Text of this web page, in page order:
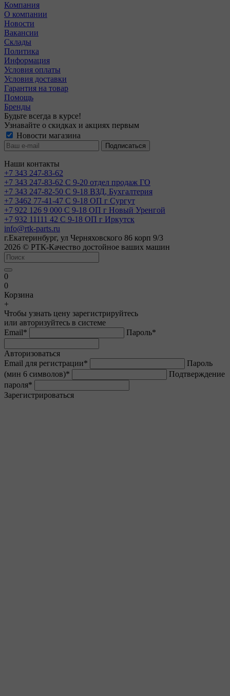
Компания
О компании
Новости
Вакансии
Склады
Политика
Информация
Условия оплаты
Условия доставки
Гарантия на товар
Помощь
Бренды
Будьте всегда в курсе!
Узнавайте о скидках и акциях первым
Новости магазина
Наши контакты
+7 343 247-83-62
+7 343 247-83-62 С 9-20 отдел продаж ГО
+7 343 247-82-50 С 9-18 ВЗД, Бухгалтерия
+7 3462 77-41-47 С 9-18 ОП г Сургут
+7 922 126 9 000 С 9-18 ОП г Новый Уренгой
+7 932 11111 42 С 9-18 ОП г Иркутск
info@rtk-parts.ru
г.Екатеринбург, ул Черняховского 86 корп 9/3
2026 © РТК-Качество достойное ваших машин
0
0
Корзина
+
Чтобы узнать цену зарегистрируйтесь
или авторизуйтесь в системе
Email* Пароль*
Авторизоваться
Email для регистрации*
Пароль
(мин 6 символов)*
Подтверждение
пароля*
Зарегистрироваться